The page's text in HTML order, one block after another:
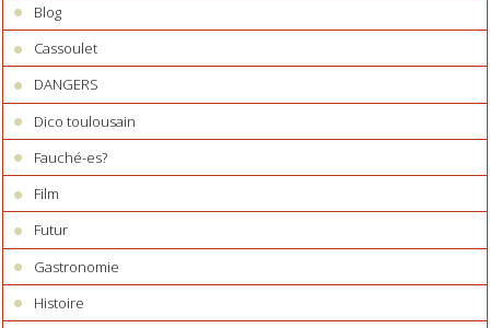
Blog
Cassoulet
DANGERS
Dico toulousain
Fauché-es?
Film
Futur
Gastronomie
Histoire